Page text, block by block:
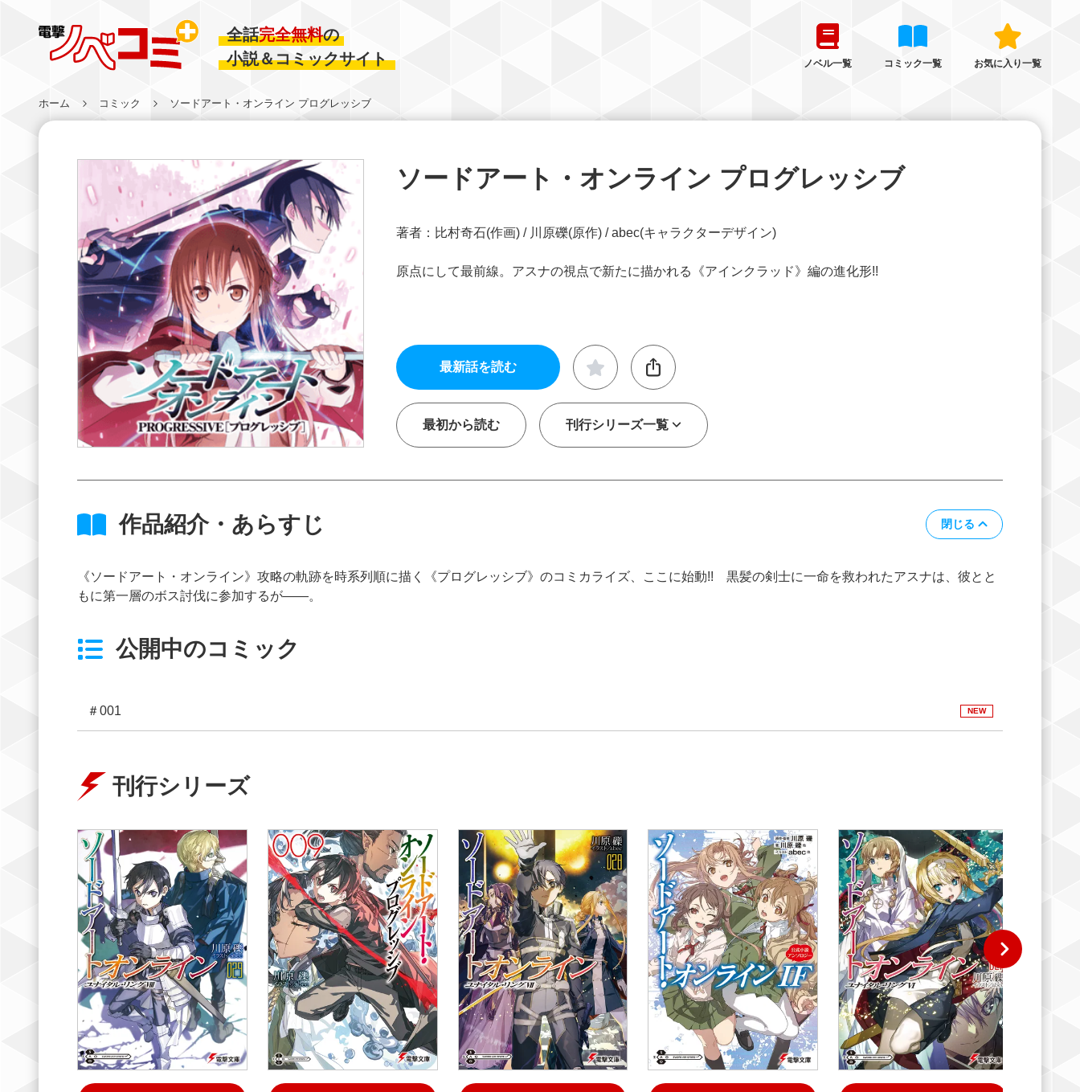
全話完全無料の
小説＆コミックサイト
ノベル一覧 コミック一覧 お気に入り一覧
ホーム コミック ソードアート・オンライン プログレッシブ
ソードアート・オンライン プログレッシブ
著者：比村奇石(作画) / 川原礫(原作) / abec(キャラクターデザイン)
原点にして最前線。アスナの視点で新たに描かれる《アインクラッド》編の進化形!!
最新話を読む
最初から読む 刊行シリーズ一覧
作品紹介・あらすじ 閉じる
《ソードアート・オンライン》攻略の軌跡を時系列順に描く《プログレッシブ》のコミカライズ、ここに始動!! 黒髪の剣士に一命を救われたアスナは、彼とと
もに第一層のボス討伐に参加するが――。
公開中のコミック
＃001 NEW
刊行シリーズ